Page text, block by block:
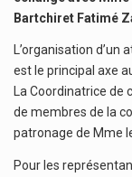
Bartchiret Fatimé
L’organisation d’un
est le principal axe
La Coordinatrice
de membres de la
patronage de Mme
Pour les